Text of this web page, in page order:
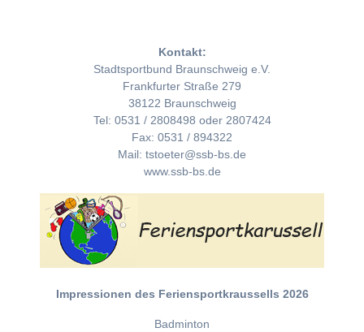
Kontakt:
Stadtsportbund Braunschweig e.V.
Frankfurter Straße 279
38122 Braunschweig
Tel: 0531 / 2808498 oder 2807424
Fax: 0531 / 894322
Mail: tstoeter@ssb-bs.de
www.ssb-bs.de
Impressionen des Feriensportkraussells 2026
Badminton